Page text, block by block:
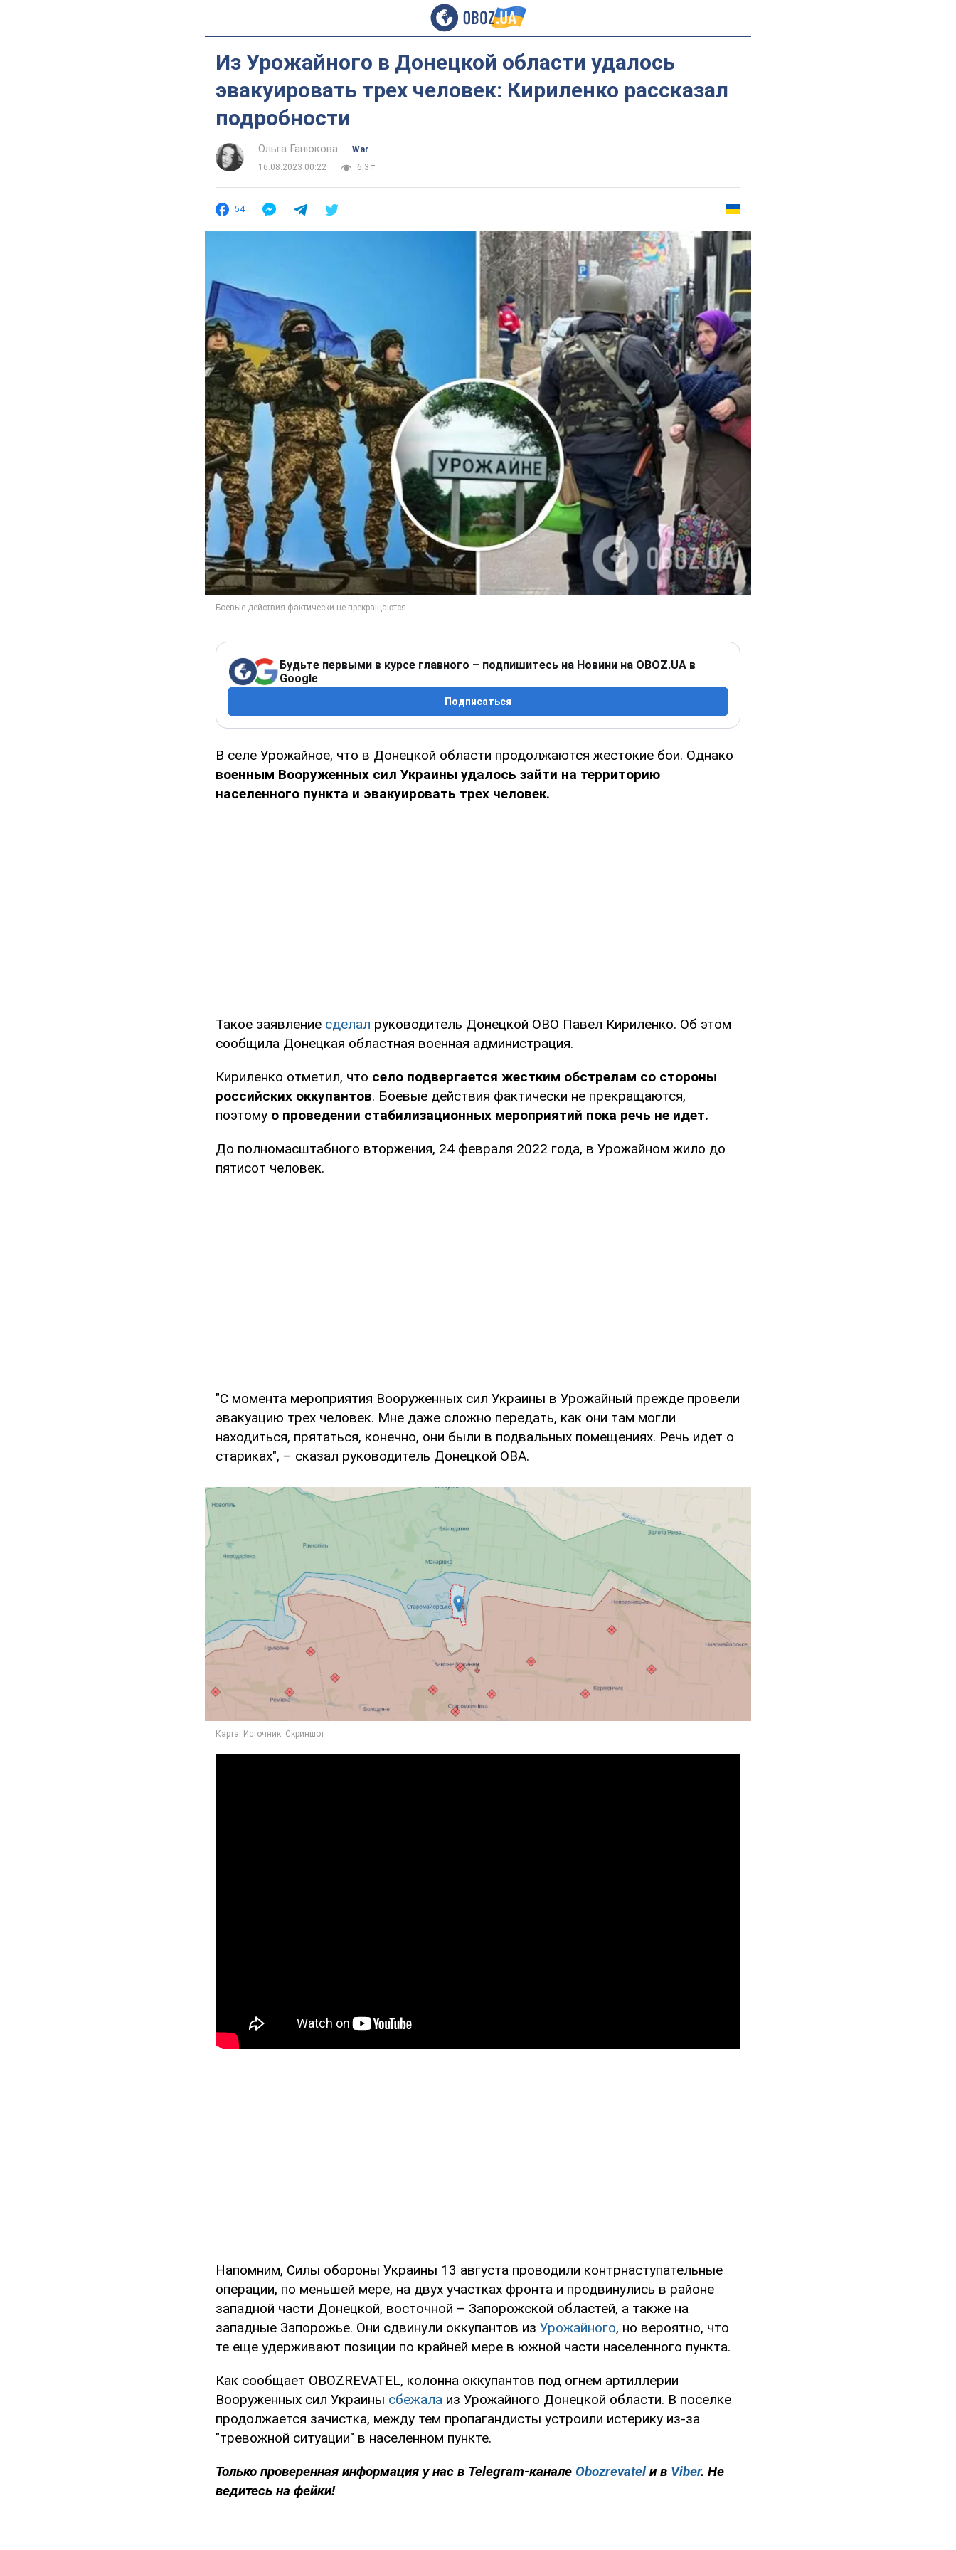
Из Урожайного в Донецкой области удалось
эвакуировать трех человек: Кириленко рассказал
подробности
Ольга Ганюкова
War
16.08.2023 00:22
6,3 т.
54
Будьте первыми в курсе главного – подпишитесь на Новини на OBOZ.UA в
Google
Подписаться
В селе Урожайное, что в Донецкой области продолжаются жестокие бои. Однако
военным Вооруженных сил Украины удалось зайти на территорию
населенного пункта и эвакуировать трех человек.
Такое заявление сделал руководитель Донецкой ОВО Павел Кириленко. Об этом
сообщила Донецкая областная военная администрация.
Кириленко отметил, что село подвергается жестким обстрелам со стороны
российских оккупантов. Боевые действия фактически не прекращаются,
поэтому о проведении стабилизационных мероприятий пока речь не идет.
До полномасштабного вторжения, 24 февраля 2022 года, в Урожайном жило до
пятисот человек.
"С момента мероприятия Вооруженных сил Украины в Урожайный прежде провели
эвакуацию трех человек. Мне даже сложно передать, как они там могли
находиться, прятаться, конечно, они были в подвальных помещениях. Речь идет о
стариках", – сказал руководитель Донецкой ОВА.
Напомним, Силы обороны Украины 13 августа проводили контрнаступательные
операции, по меньшей мере, на двух участках фронта и продвинулись в районе
западной части Донецкой, восточной – Запорожской областей, а также на
западные Запорожье. Они сдвинули оккупантов из Урожайного, но вероятно, что
те еще удерживают позиции по крайней мере в южной части населенного пункта.
Как сообщает OBOZREVATEL, колонна оккупантов под огнем артиллерии
Вооруженных сил Украины сбежала из Урожайного Донецкой области. В поселке
продолжается зачистка, между тем пропагандисты устроили истерику из-за
"тревожной ситуации" в населенном пункте.
Только проверенная информация у нас в Telegram-канале Obozrevatelи в Viber. Не
ведитесь на фейки!